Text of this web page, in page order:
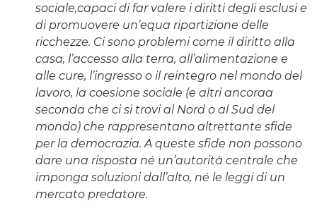
sociale,capaci di far valere i diritti degli esclusi e
di promuovere un’equa ripartizione delle
ricchezze. Ci sono problemi come il diritto alla
casa, l’accesso alla terra, all’alimentazione e
alle cure, l’ingresso o il reintegro nel mondo del
lavoro, la coesione sociale (e altri ancoraa
seconda che ci si trovi al Nord o al Sud del
mondo) che rappresentano altrettante sfide
per la democrazia. A queste sfide non possono
dare una risposta né un’autorità centrale che
imponga soluzioni dall’alto, né le leggi di un
mercato predatore.